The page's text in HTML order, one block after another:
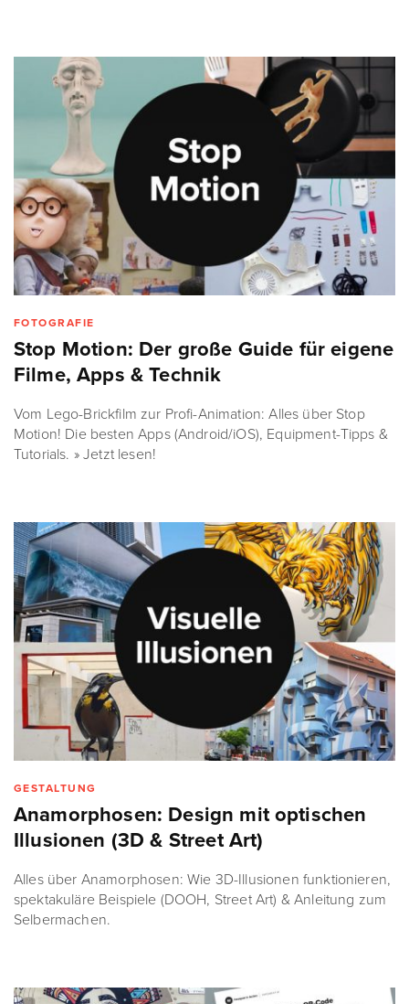
FOTOGRAFIE
Stop Motion: Der große Guide für eigene
Filme, Apps & Technik
Vom Lego-Brickfilm zur Profi-Animation: Alles über Stop
Motion! Die besten Apps (Android/iOS), Equipment-Tipps &
Tutorials. » Jetzt lesen!
GESTALTUNG
Anamorphosen: Design mit optischen
Illusionen (3D & Street Art)
Alles über Anamorphosen: Wie 3D-Illusionen funktionieren,
spektakuläre Beispiele (DOOH, Street Art) & Anleitung zum
Selbermachen.